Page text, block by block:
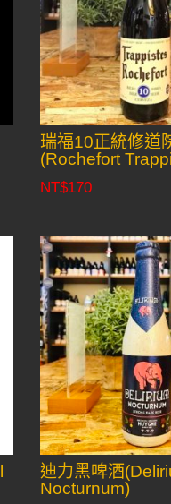
瑞福10正統修道
(Rochefort
NT$170
迪力黑啤酒
Nocturnum)